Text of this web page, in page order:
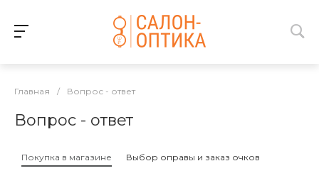
Главная / Вопрос - ответ
Вопрос - ответ
Покупка в магазине Выбор оправы и заказ очков